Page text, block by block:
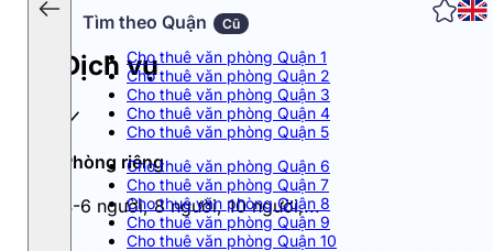
Tìm theo Quận Cũ
Cho thuê văn phòng Quận 1
Cho thuê văn phòng Quận 2
Cho thuê văn phòng Quận 3
Cho thuê văn phòng Quận 4
Cho thuê văn phòng Quận 5
Cho thuê văn phòng Quận 6
Cho thuê văn phòng Quận 7
Cho thuê văn phòng Quận 8
Cho thuê văn phòng Quận 9
Cho thuê văn phòng Quận 10
Dịch vụ
Phòng riêng
4-6 người, 8 người, 10 người,...